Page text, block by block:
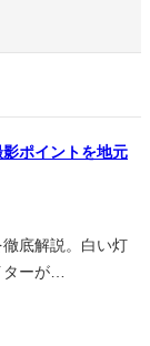
ポイントを地元
底解説。白い灯
ターが…